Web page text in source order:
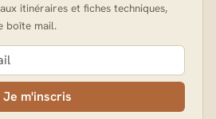
itinéraires et fiches techniques,
boîte mail.
Je m'inscris